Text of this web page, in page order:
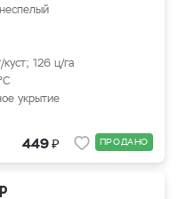
126 ц/га
укрытие
449₽ ПРОДАНО